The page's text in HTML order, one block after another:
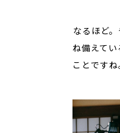
――なるほど
ね備えて
ことですね